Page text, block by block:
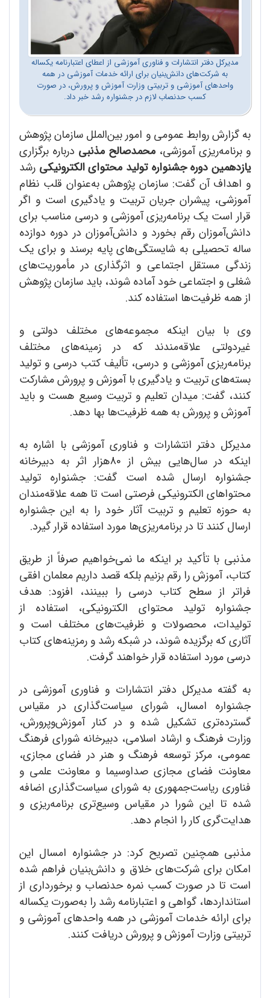
مدیرکل دفتر انتشارات و فناوری آموزشی از اعطای اعتبارنامه ‌‌یکساله
به شرکت‌های دانش‌بنیان برای ارائه خدمات آموزشی در همه
واحدهای آموزشی و تربیتی وزارت آموزش و پرورش، در صورت
کسب حدنصاب لازم در جشنواره رشد خبر داد.
به گزارش روابط عمومی و امور بین‌الملل سازمان پژوهش
و برنامه‌ریزی آموزشی، محمدصالح مذنبی ‌درباره برگزاری
یازدهمین دوره جشنواره تولید محتوای الکترونیکی رشد
و اهداف آن گفت: سازمان پژوهش ‌به‌عنوان قلب نظام
آموزشی، پیشران جریان تربیت و یادگیری است و اگر
قرار است یک برنامه‌ریزی آموزشی و درسی مناسب برای
دانش‌آموزان رقم بخورد و دانش‌آموزان در دوره دوازده
ساله تحصیلی به شایستگی‌های پایه برسند و برای یک
زندگی مستقل اجتماعی و اثرگذاری در مأموریت‌های
شغلی و اجتماعی خود آماده شوند، باید سازمان پژوهش
‌‌از همه ظرفیت‌ها‌ استفاده کند.
وی با بیان اینکه مجموعه‌های مختلف دولتی و
غیردولتی ‌علاقه‌مندند که در زمینه‌های مختلف
برنامه‌ریزی آموزشی و درسی، تألیف کتب درسی و تولید
بسته‌های تربیت و یادگیری با آموزش و پرورش مشارکت
کنند، گفت: میدان تعلیم و تربیت وسیع هست و باید
آموزش و پرورش به همه ظرفیت‌ها بها دهد.
مدیرکل دفتر انتشارات و فناوری آموزشی با اشاره به
اینکه در سال‌هایی بیش از 80هزار اثر به دبیرخانه
جشنواره ارسال شده است گفت: جشنواره تولید
محتواهای الکترونیکی فرصتی است تا همه علاقه‌مندان
به حوزه تعلیم و تربیت آثار خود را به این جشنواره
ارسال کنند تا در برنامه‌ریزی‌ها مورد استفاده قرار ‌‌گیرد.
مذنبی با تأکید بر اینکه ما نمی‌خواهیم صرفاً از طریق
کتاب، آموزش را رقم بزنیم بلکه قصد داریم معلمان افقی
فراتر از سطح کتاب درسی را ببینند، افزود: ‌هدف
جشنواره تولید محتوای الکترونیکی، استفاده ‌از
تولیدات، ‌محصولات و ظرفیت‌های مختلف است و
آثاری که برگزیده شوند، در شبکه رشد و رمزینه‌های کتاب
درسی مورد استفاده قرار خواهند گرفت.
به گفته مدیرکل دفتر انتشارات و فناوری آموزشی در
جشنواره امسال، شورای سیاست‌گذاری در ‌مقیاس
گسترده‌تری تشکیل شده و در کنار آموزش‌و‌پرورش،
وزارت فرهنگ و ارشاد اسلامی، دبیرخانه شورای فرهنگ
عمومی، مرکز توسعه فرهنگ و هنر در فضای مجازی،
معاونت فضای مجازی صداوسیما و معاونت علمی و
فناوری ریاست‌‌جمهوری به شورای سیاست‌گذاری اضافه
شده تا این شورا در مقیاس وسیع‌تری برنامه‌ریزی و
هدایت‌گری کار را انجام دهد.
مذنبی همچنین تصریح کرد: در جشنواره امسال این
امکان برای شرکت‌‌های خلاق و دانش‌بنیان فراهم شده
است تا در صورت کسب نمره حدنصاب و برخورداری از
استانداردها، گواهی و اعتبارنامه رشد را به‌صورت یکساله
برای ارائه خدمات آموزشی در همه واحدهای آموزشی و
تربیتی وزارت آموزش و پرورش دریافت کنند.